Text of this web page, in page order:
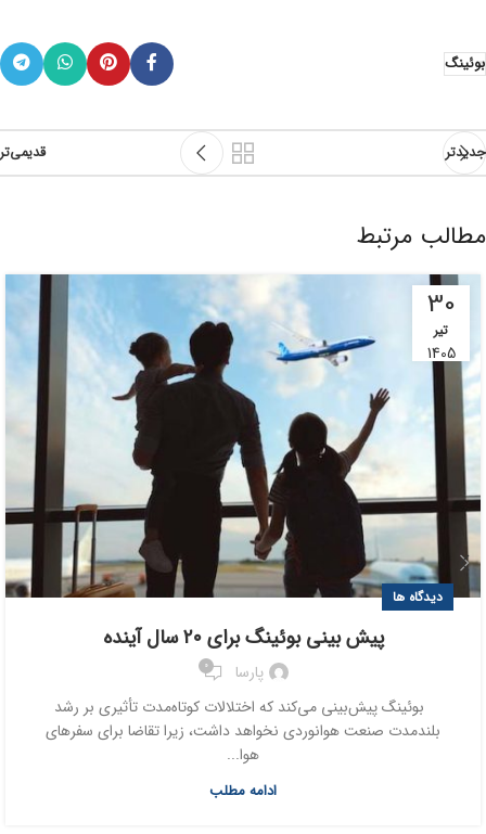
بوئینگ
جدیدتر قدیمی‌تر
مطالب مرتبط
30
تیر
1405
دیدگاه ها
پیش بینی بوئینگ برای ۲۰ سال آینده
پارسا 0
بوئینگ پیش‌بینی می‌کند که اختلالات کوتاه‌مدت تأثیری بر رشد
بلندمدت صنعت هوانوردی نخواهد داشت، زیرا تقاضا برای سفرهای
هوا...
ادامه مطلب